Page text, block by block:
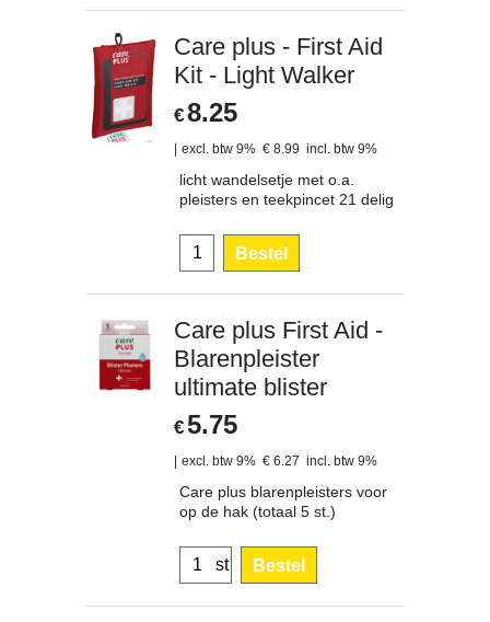
Care plus - First Aid
Kit - Light Walker
€8.25
excl. btw 9% € 8.99 incl. btw 9%
licht wandelsetje met o.a.
pleisters en teekpincet 21 delig
Bestel
Care plus First Aid -
Blarenpleister
ultimate blister
€5.75
excl. btw 9% € 6.27 incl. btw 9%
Care plus blarenpleisters voor
op de hak (totaal 5 st.)
st Bestel